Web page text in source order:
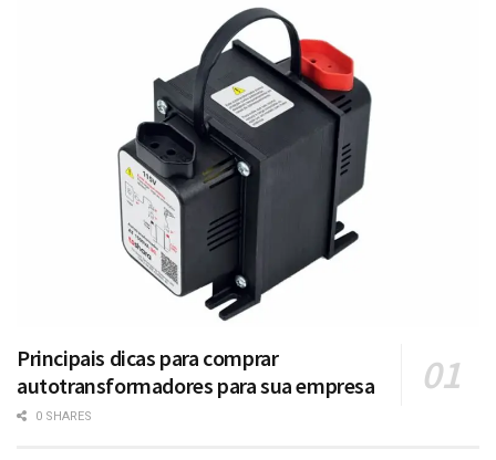
Principais dicas para comprar
autotransformadores para sua empresa
0 SHARES